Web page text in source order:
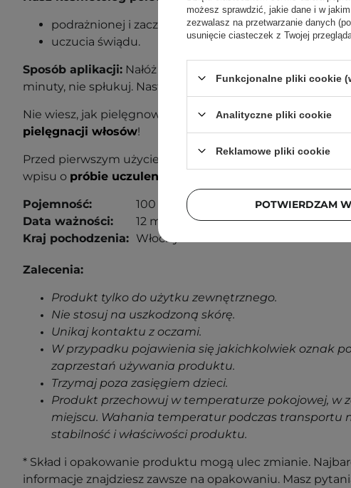
podrażnionej i zaczerwienionej skóry głowy,
uczucia świądu.
Sposób aplikacji: Nałóż produkt na czystą, suchą skórę
minuty, nie spłukuj. Następnie umyj włosy szamponem.
Nie wiesz, jak pielęgnować swoje włosy? Sprawdź nasze
pielęgnacji włosów!
Przed pierwszym użyciem wykonaj próbę uczuleniową.
wpisu o próbie uczuleniowej
Pojemność:
100 ml
Data ważności:
12 miesięcy od otwarcia.
Kraj pochodzenia: Włochy.
Zalecenia:
Produkt tylko do użytku zewnętrznego.
Nie stosuj na uszkodzoną skórę.
Unikaj kontaktu z oczami.
W przypadku pojawienia się jakichkolwiek oznak
zaprzestań używania produktu.
Trzymaj poza zasięgiem dzieci.
Produkt przechowuj w temperaturze pokojowej, w
miejscu. Wahania temperatur podczas transportu
stabilność i właściwości produktu.
* Skład i opakowanie produktu mogą ulec zmianie.
informacje znajdziesz zawsze na opakowaniu. Masz
możesz sprawdzić, jakie dane i w
zezwalasz na przetwarzanie danych
usunięcie ciasteczek z Twojej
Funkcjonalne pliki cookie
Analityczne pliki cookie
Reklamowe pliki cookie
POTWIERDZAM